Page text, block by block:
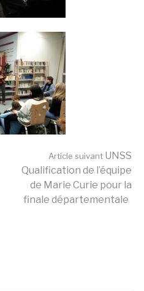
Article suivant UNSS
Qualification de l’équipe
de Marie Curie pour la
finale départementale